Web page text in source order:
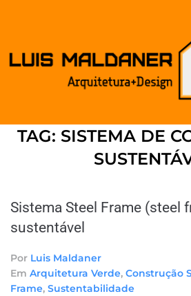
TAG: SISTEMA DE
Sistema Steel Frame (steel
sustentável
Por Luis Maldaner
Em Arquitetura Verde, Construção
Frame, Sustentabilidade